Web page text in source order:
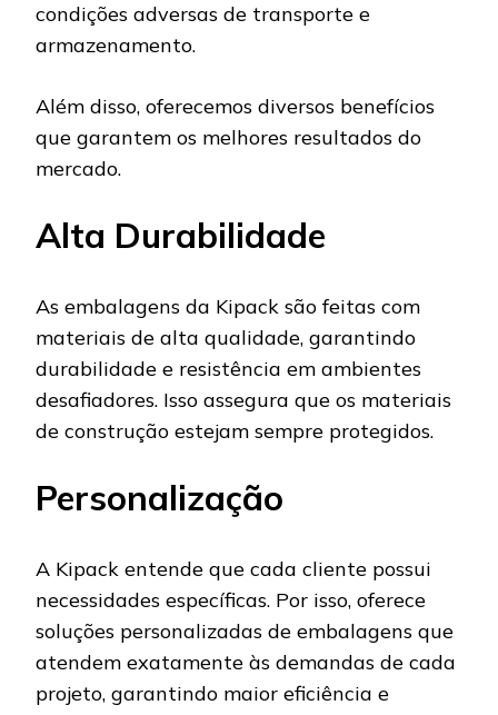
condições adversas de transporte e
armazenamento.
Além disso, oferecemos diversos benefícios
que garantem os melhores resultados do
mercado.
Alta Durabilidade
As embalagens da Kipack são feitas com
materiais de alta qualidade, garantindo
durabilidade e resistência em ambientes
desafiadores. Isso assegura que os materiais
de construção estejam sempre protegidos.
Personalização
A Kipack entende que cada cliente possui
necessidades específicas. Por isso, oferece
soluções personalizadas de embalagens que
atendem exatamente às demandas de cada
projeto, garantindo maior eficiência e